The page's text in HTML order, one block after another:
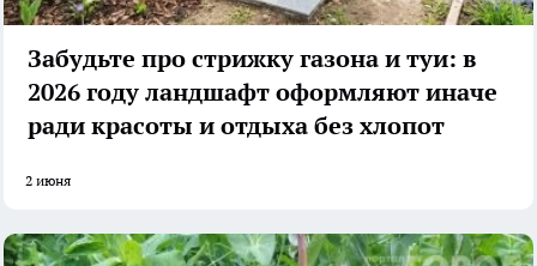
Забудьте про стрижку газона и туи: в
2026 году ландшафт оформляют иначе
ради красоты и отдыха без хлопот
2 июня